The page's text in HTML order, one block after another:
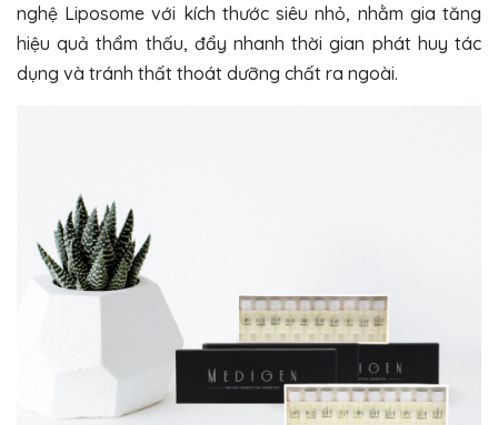
nghệ Liposome với kích thước siêu nhỏ, nhằm gia tăng
hiệu quả thẩm thấu, đẩy nhanh thời gian phát huy tác
dụng và tránh thất thoát dưỡng chất ra ngoài.